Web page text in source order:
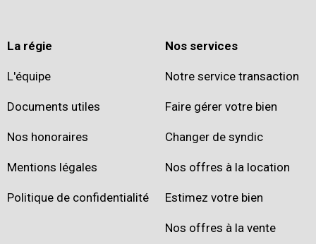
La régie
L'équipe
Documents utiles
Nos honoraires
Mentions légales
Politique de confidentialité
Nos services
Notre service transaction
Faire gérer votre bien
Changer de syndic
Nos offres à la location
Estimez votre bien
Nos offres à la vente